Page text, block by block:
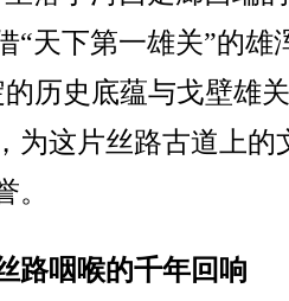
“天下第一雄关”的雄
历史底蕴与戈壁雄
为这片丝路古道上的
。
路咽喉的千年回响